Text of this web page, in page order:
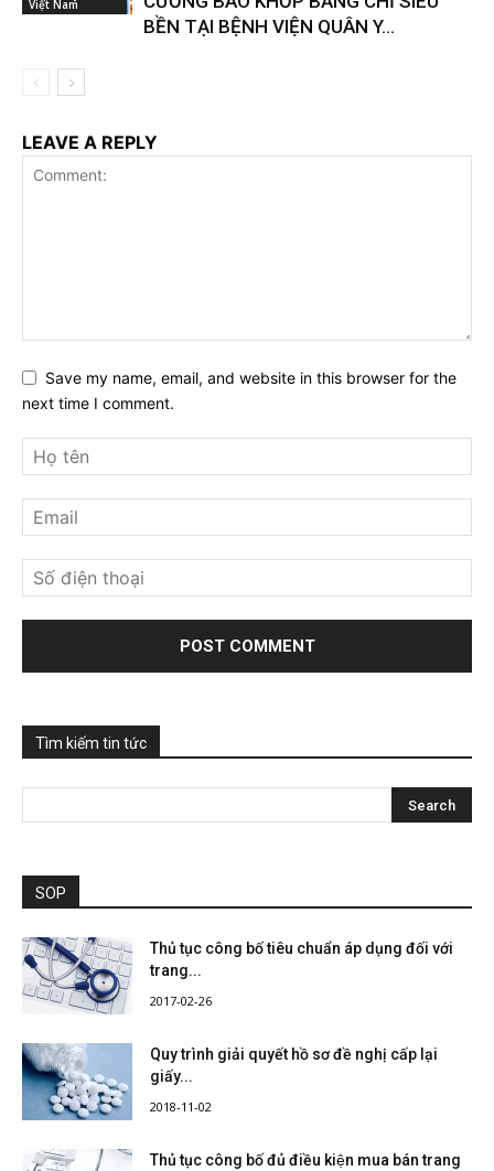
Việt Nam
BỀN TẠI BỆNH VIỆN QUÂN Y...
LEAVE A REPLY
Save my name, email, and website in this browser for the
next time I comment.
Tìm kiếm tin tức
SOP
Thủ tục công bố tiêu chuẩn áp dụng đối với
trang...
2017-02-26
Quy trình giải quyết hồ sơ đề nghị cấp lại
giấy...
2018-11-02
Thủ tục công bố đủ điều kiện mua bán trang